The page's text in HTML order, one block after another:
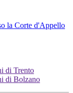
la Corte d'Appello
di Trento
di Bolzano